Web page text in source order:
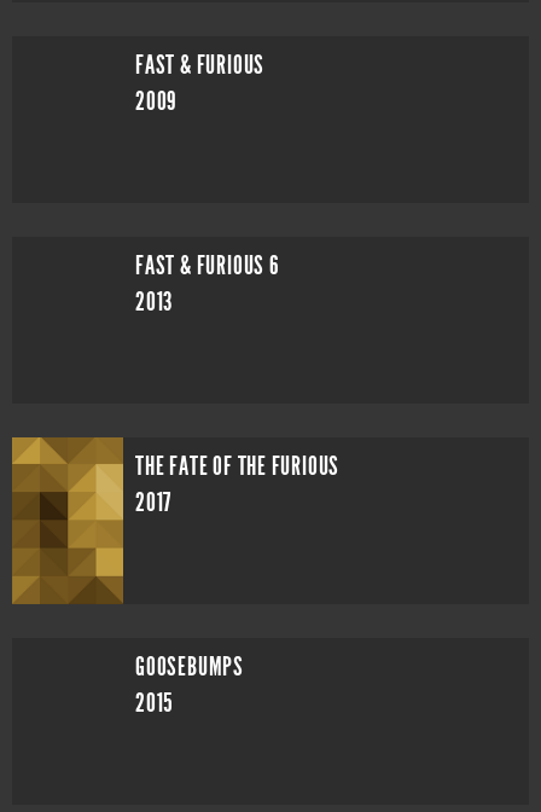
FAST & FURIOUS
2009
FAST & FURIOUS 6
2013
THE FATE OF THE FURIOUS
2017
GOOSEBUMPS
2015